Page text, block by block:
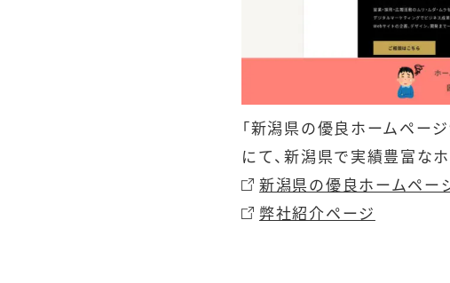
「新潟県の優良ホームペー
にて、新潟県で実績豊富な
新潟県の優良ホームペー
弊社紹介ページ